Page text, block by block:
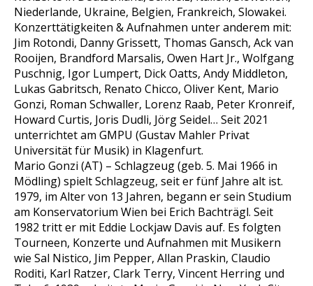
Niederlande, Ukraine, Belgien, Frankreich, Slowakei.
Konzerttätigkeiten & Aufnahmen unter anderem mit:
Jim Rotondi, Danny Grissett, Thomas Gansch, Ack van
Rooijen, Brandford Marsalis, Owen Hart Jr., Wolfgang
Puschnig, Igor Lumpert, Dick Oatts, Andy Middleton,
Lukas Gabritsch, Renato Chicco, Oliver Kent, Mario
Gonzi, Roman Schwaller, Lorenz Raab, Peter Kronreif,
Howard Curtis, Joris Dudli, Jörg Seidel… Seit 2021
unterrichtet am GMPU (Gustav Mahler Privat
Universität für Musik) in Klagenfurt.
Mario Gonzi (AT) – Schlagzeug (geb. 5. Mai 1966 in
Mödling) spielt Schlagzeug, seit er fünf Jahre alt ist.
1979, im Alter von 13 Jahren, begann er sein Studium
am Konservatorium Wien bei Erich Bachträgl. Seit
1982 tritt er mit Eddie Lockjaw Davis auf. Es folgten
Tourneen, Konzerte und Aufnahmen mit Musikern
wie Sal Nistico, Jim Pepper, Allan Praskin, Claudio
Roditi, Karl Ratzer, Clark Terry, Vincent Herring und